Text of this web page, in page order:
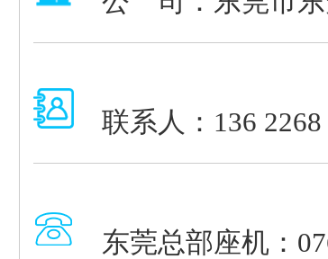
联系人：136 2268
东莞总部座机：